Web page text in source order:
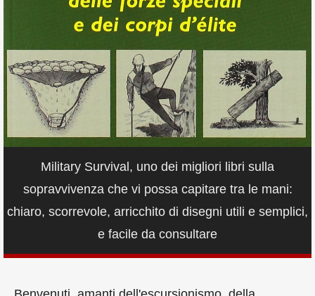
Military Survival, uno dei migliori libri sulla
sopravvivenza che vi possa capitare tra le mani:
chiaro, scorrevole, arricchito di disegni utili e semplici,
e facile da consultare